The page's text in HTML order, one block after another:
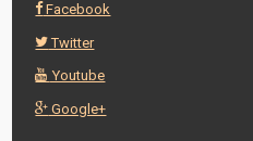
Facebook
Twitter
Youtube
Google+